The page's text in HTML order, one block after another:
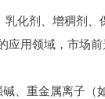
剂、增稠剂、
应用领域，市场前
重金属离子（如